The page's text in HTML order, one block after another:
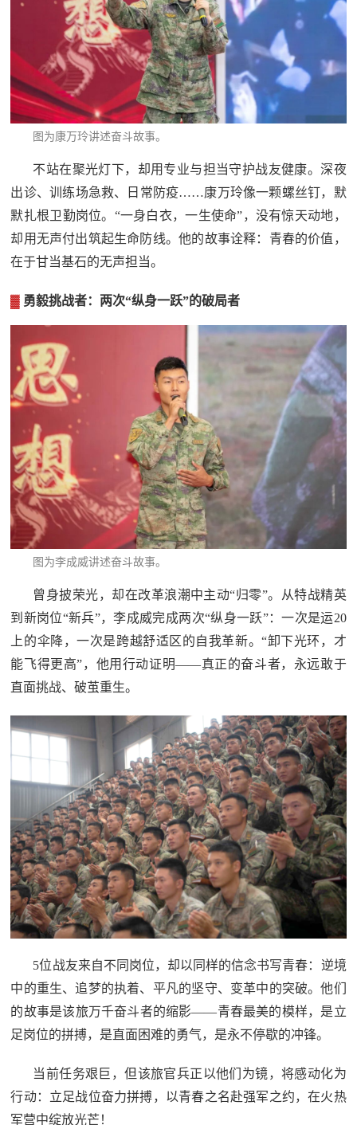
防
文
旅
红
色
文
旅
于
们
图为康万玲讲述奋斗故事。
不站在聚光灯下，却用专业与担当守护战友健康。深夜
出诊、训练场急救、日常防疫……康万玲像一颗螺丝钉，默
默扎根卫勤岗位。“一身白衣，一生使命”，没有惊天动地，
却用无声付出筑起生命防线。他的故事诠释：青春的价值，
在于甘当基石的无声担当。
▓ 勇毅挑战者：两次“纵身一跃”的破局者
图为李成威讲述奋斗故事。
曾身披荣光，却在改革浪潮中主动“归零”。从特战精英
到新岗位“新兵”，李成威完成两次“纵身一跃”：一次是运20
上的伞降，一次是跨越舒适区的自我革新。“卸下光环，才
能飞得更高”，他用行动证明——真正的奋斗者，永远敢于
直面挑战、破茧重生。
5位战友来自不同岗位，却以同样的信念书写青春：逆境
中的重生、追梦的执着、平凡的坚守、变革中的突破。他们
的故事是该旅万千奋斗者的缩影——青春最美的模样，是立
足岗位的拼搏，是直面困难的勇气，是永不停歇的冲锋。
当前任务艰巨，但该旅官兵正以他们为镜，将感动化为
行动：立足战位奋力拼搏，以青春之名赴强军之约，在火热
军营中绽放光芒！